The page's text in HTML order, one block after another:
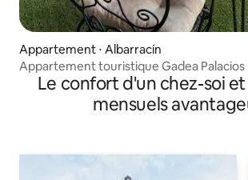
Appartement ⋅ Albarracín
Appartement touristique Gadea Palacios
Le confort d'un chez-soi
mensuels